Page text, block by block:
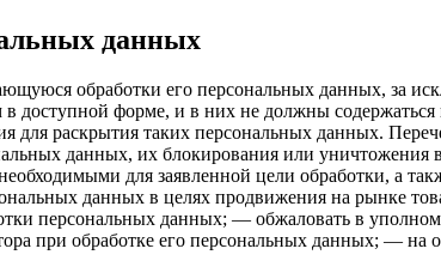
данных
обработки его персональных данных, за
доступной форме, и в них не должны
для раскрытия таких персональных данных.
данных, их блокирования или уничтожения
для заявленной цели обработки, а
данных в целях продвижения на рынке
персональных данных; — обжаловать в
при обработке его персональных данных; —